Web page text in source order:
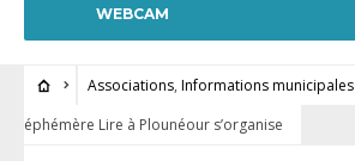
WEBCAM
Associations, Informations municipales
éphémère Lire à Plounéour s’organise